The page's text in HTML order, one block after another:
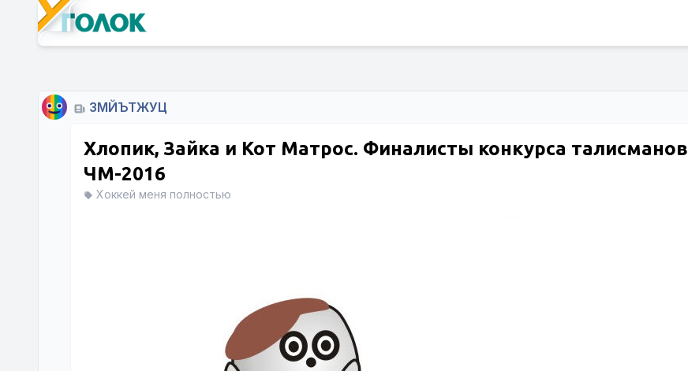
ЗМЙЪТЖУЦ
Хлопик, Зайка и Кот Матрос. Финалисты конкурса талисманов
ЧМ-2016
Хоккей меня полностью